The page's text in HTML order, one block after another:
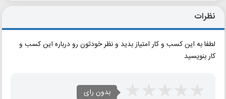
نظرات
لطفا به این کسب و کار امتیاز بدید و نظر خودتون رو درباره این کسب و
کار بنویسید
بدون رای